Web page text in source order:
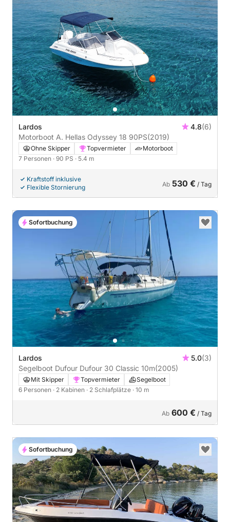
Lardos 4.8(6)
Motorboot A. Hellas Odyssey 18 90PS(2019)
Ohne Skipper Topvermieter
Motorboot
7 Personen · 90 PS · 5.4 m
Kraftstoff inklusive
Flexible Stornierung
Ab 530 € / Tag
Lardos 5.0(3)
Segelboot Dufour Dufour 30 Classic 10m(2005)
Mit Skipper Topvermieter
Segelboot
6 Personen · 2 Kabinen · 2 Schlafplätze · 10 m
Ab 600 € / Tag
Sofortbuchung
Sofortbuchung